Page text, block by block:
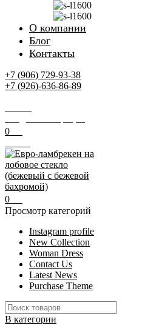
О компании
Блог
Контакты
+7 (906) 729-93-38
+7 (926)-636-86-89
0
0
Просмотр категорий
Instagram profile
New Collection
Woman Dress
Contact Us
Latest News
Purchase Theme
В категории